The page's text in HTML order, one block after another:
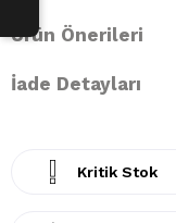
Ürün Önerileri
İade Detayları
Kritik Stok